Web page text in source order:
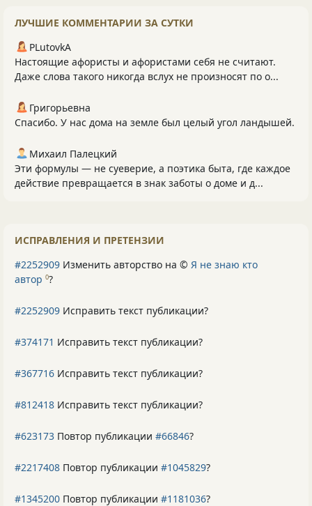
ЛУЧШИЕ КОММЕНТАРИИ ЗА СУТКИ
PLutоvkА
Настоящие афористы и афористами себя не считают.
Даже слова такого никогда вслух не произносят по о...
Григорьевна
Спасибо. У нас дома на земле был целый угол ландышей.
Михаил Палецкий
Эти формулы — не суеверие, а поэтика быта, где каждое
действие превращается в знак заботы о доме и д...
ИСПРАВЛЕНИЯ И ПРЕТЕНЗИИ
#2252909 Изменить авторство на © Я не знаю кто
автор 0?
#2252909 Исправить текст публикации?
#374171 Исправить текст публикации?
#367716 Исправить текст публикации?
#812418 Исправить текст публикации?
#623173 Повтор публикации #66846?
#2217408 Повтор публикации #1045829?
#1345200 Повтор публикации #1181036?